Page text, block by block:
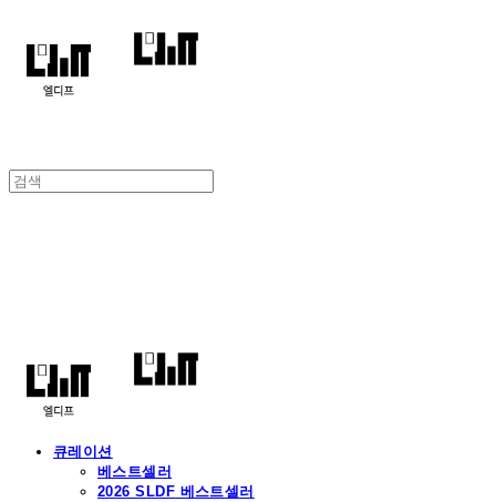
큐레이션
베스트셀러
2026 SLDF 베스트셀러